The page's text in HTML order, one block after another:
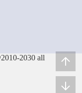
2030 all